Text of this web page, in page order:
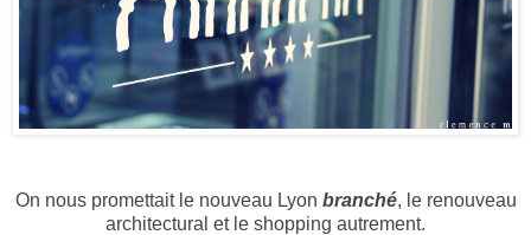
On nous promettait le nouveau Lyon branché, le renouveau
architectural et le shopping autrement.